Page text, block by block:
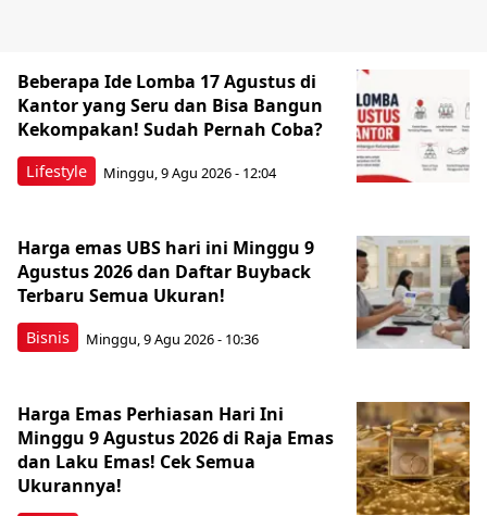
Lifestyle
Beberapa Ide Lomba 17 Agustus di
Kantor yang Seru dan Bisa Bangun
Kekompakan! Sudah Pernah Coba?
Minggu, 9 Agu 2026 - 12:04
Bisnis
Harga emas UBS hari ini Minggu 9
Agustus 2026 dan Daftar Buyback
Terbaru Semua Ukuran!
Minggu, 9 Agu 2026 - 10:36
Harga Emas Perhiasan Hari Ini
Minggu 9 Agustus 2026 di Raja Emas
dan Laku Emas! Cek Semua
Ukurannya!